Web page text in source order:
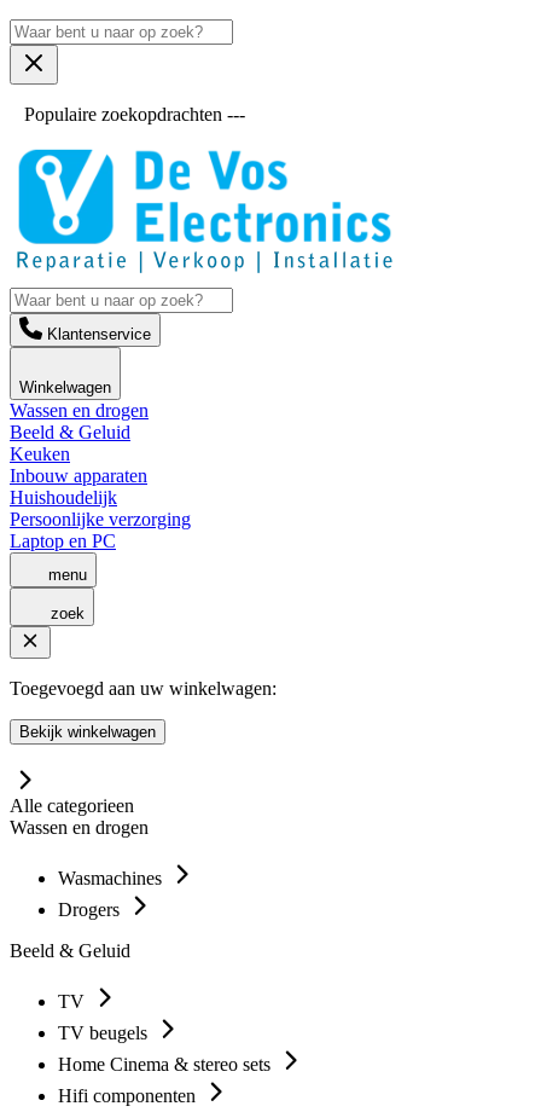
Populaire zoekopdrachten ---
Klantenservice
Winkelwagen
Wassen en drogen
Beeld & Geluid
Keuken
Inbouw apparaten
Huishoudelijk
Persoonlijke verzorging
Laptop en PC
menu
zoek
Toegevoegd aan uw winkelwagen:
Bekijk winkelwagen
Alle categorieen
Wassen en drogen
Wasmachines
Drogers
Beeld & Geluid
TV
TV beugels
Home Cinema & stereo sets
Hifi componenten